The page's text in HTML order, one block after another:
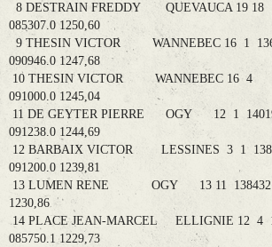
8 DESTRAIN FREDDY QUEVAUCA 19
085307.0 1250,60
9 THESIN VICTOR WANNEBEC 16 1
090946.0 1247,68
10 THESIN VICTOR WANNEBEC 16 4
091000.0 1245,04
11 DE GEYTER PIERRE OGY 12 1
091238.0 1244,69
12 BARBAIX VICTOR LESSINES 3 1
091200.0 1239,81
13 LUMEN RENE OGY 13 11 138432
1230,86
14 PLACE JEAN-MARCEL ELLIGNIE 12 4
085750.1 1229,73